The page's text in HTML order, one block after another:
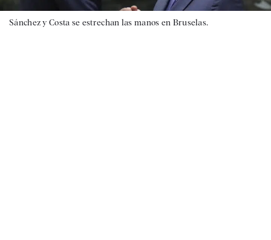
Sánchez y Costa se estrechan las manos en Bruselas.